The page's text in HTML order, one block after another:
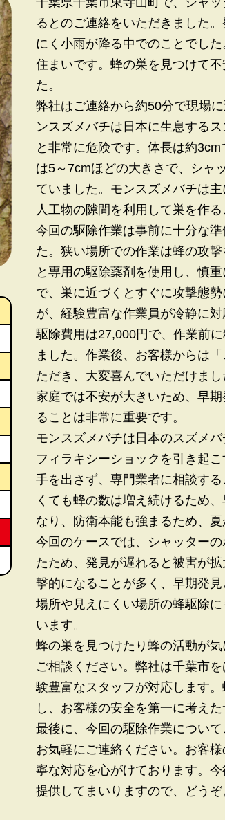
るとのご連絡をいただきました
にく小雨が降る中でのことでし
住まいです。蜂の巣を見つけて
た。
弊社はご連絡から約50分で現場
ンスズメバチは日本に生息する
と非常に危険です。体長は約
は5～7cmほどの大きさで、シャ
ていました。モンスズメバチは
人工物の隙間を利用して巣を作る
今回の駆除作業は事前に十分な
た。狭い場所での作業は蜂の攻
と専用の駆除薬剤を使用し、慎
で、巣に近づくとすぐに攻撃態
が、経験豊富な作業員が冷静に
駆除費用は27,000円で、作業前
ました。作業後、お客様からは
ただき、大変喜んでいただけま
家庭では不安が大きいため、早
ることは非常に重要です。
モンスズメバチは日本のスズメ
フィラキシーショックを引き起
手を出さず、専門業者に相談す
くても蜂の数は増え続けるため
なり、防衛本能も強まるため、
今回のケースでは、シャッター
たため、発見が遅れると被害が
撃的になることが多く、早期発
場所や見えにくい場所の蜂駆除
います。
蜂の巣を見つけたり蜂の活動が
ご相談ください。弊社は千葉市
験豊富なスタッフが対応します
し、お客様の安全を第一に考え
最後に、今回の駆除作業につい
お気軽にご連絡ください。お客
寧な対応を心がけております。
提供してまいりますので、どうぞ